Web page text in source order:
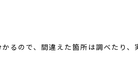
ので、間違えた箇所は調べたり、